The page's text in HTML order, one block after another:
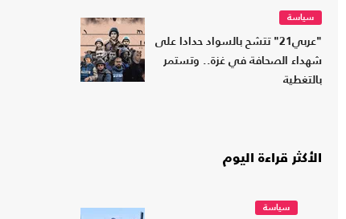
سياسة
"عربي21" تتشح بالسواد حدادا على
شهداء الصحافة في غزة.. وتستمر
بالتغطية
الأكثر قراءة اليوم
سياسة